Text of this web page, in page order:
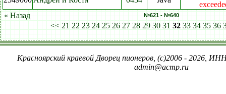
« Назад
№621 - №640
<< 21 22 23 24 25 26 27 28 29 30 31 32 33 34 35 36
Красноярский краевой Дворец пионеров, (c)2006 - 2026,
admin@acmp.ru